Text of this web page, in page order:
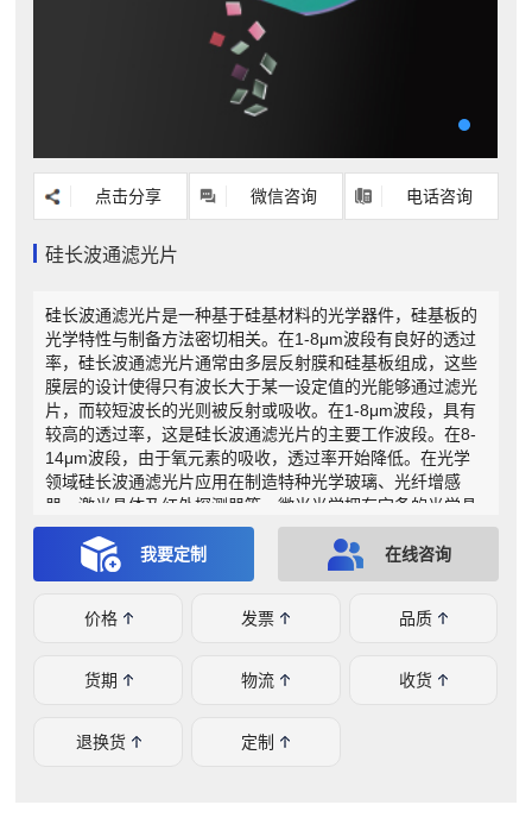
点击分享 微信咨询 电话咨询
硅长波通滤光片
硅长波通滤光片是一种基于硅基材料的光学器件，硅基板的
光学特性与制备方法密切相关。在1-8μm波段有良好的透过
率，硅长波通滤光片通常由多层反射膜和硅基板组成，这些
膜层的设计使得只有波长大于某一设定值的光能够通过滤光
片，而较短波长的光则被反射或吸收。在1-8μm波段，具有
较高的透过率，这是硅长波通滤光片的主要工作波段。在8-
14μm波段，由于氧元素的吸收，透过率开始降低。在光学
领域硅长波通滤光片应用在制造特种光学玻璃、光纤增感
器、激光晶体及红外探测器等。微米光学拥有完备的光学晶
体、元件、镀膜于一体的生产设备和经验，可提供高质量的
硅长波通滤光片。作为光学元件厂家，还可以根据需求为您
定制不同形状规格的光学元件。
我要定制 在线咨询
价格 发票 品质
货期 物流 收货
退换货 定制